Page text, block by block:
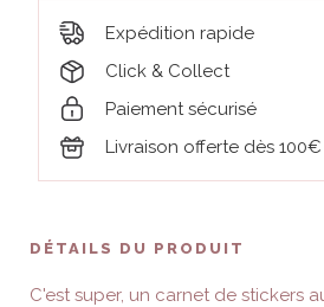
Expédition rapide
Click & Collect
Paiement sécurisé
Livraison offerte dès
DÉTAILS DU PRODUIT
C'est super, un carnet de stickers